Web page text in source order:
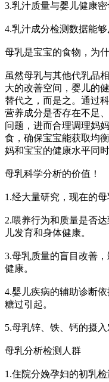
3.乳汁质量与婴儿健康密
4.乳汁成分检测数据能够
母乳是宝宝的食物，为
虽然母乳与其他代乳品
大的改善空间，婴儿的
替代之，而是之。通过
营养成分是否存在不足
问题，进而合理调理妈
食，确保宝宝能获取均
妈和宝宝的健康水平同时
母乳科学分析的价值！
1.经大量研究，现在的母
2.喂养行为和质量是否
儿发育和身体健康。
3.母乳质量的盲目改善
健康。
4.婴儿疾病的辅助诊断
糖过引起。
5.母乳锌、铁、钙的摄
母乳分析检测人群
1.住院分娩孕妇的初乳检